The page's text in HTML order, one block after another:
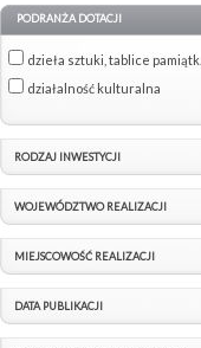
PODRANŻA DOTACJI
dzieła sztuki, tablice pamiątk...
działalność kulturalna
RODZAJ INWESTYCJI
WOJEWÓDZTWO REALIZACJI
MIEJSCOWOŚĆ REALIZACJI
DATA PUBLIKACJI